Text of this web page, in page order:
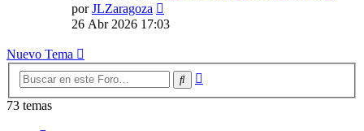
porJLZaragoza
último
26 Abr 2026 17:03
Nuevo Tema
Buscar
73 temas